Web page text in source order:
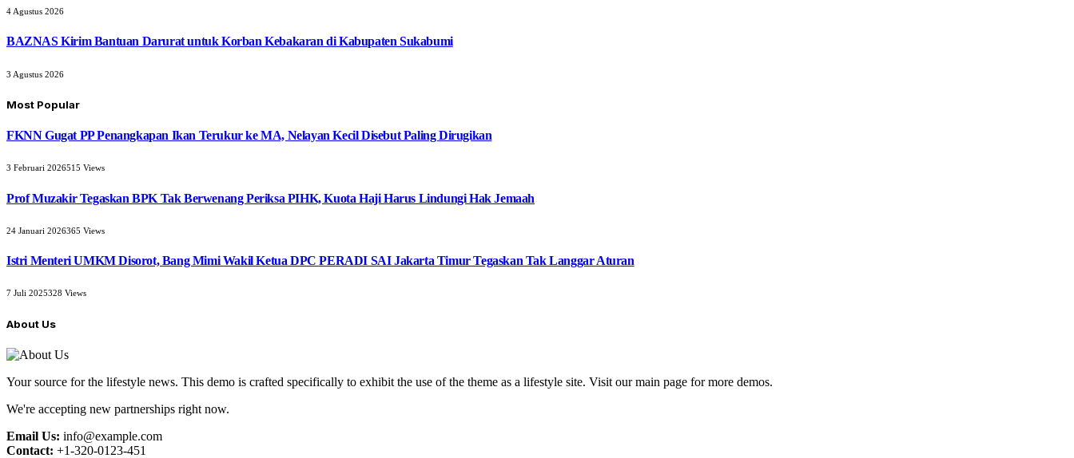
4 Agustus 2026
BAZNAS Kirim Bantuan Darurat untuk Korban Kebakaran di Kabupaten Sukabumi
3 Agustus 2026
Most Popular
FKNN Gugat PP Penangkapan Ikan Terukur ke MA, Nelayan Kecil Disebut Paling Dirugikan
3 Februari 2026515 Views
Prof Muzakir Tegaskan BPK Tak Berwenang Periksa PIHK, Kuota Haji Harus Lindungi Hak Jemaah
24 Januari 2026365 Views
Istri Menteri UMKM Disorot, Bang Mimi Wakil Ketua DPC PERADI SAI Jakarta Timur Tegaskan Tak Langgar Aturan
7 Juli 2025328 Views
About Us
Your source for the lifestyle news. This demo is crafted specifically to exhibit the use of the theme as a lifestyle site. Visit our main page for more demos.
We're accepting new partnerships right now.
Email Us: info@example.com
Contact: +1-320-0123-451